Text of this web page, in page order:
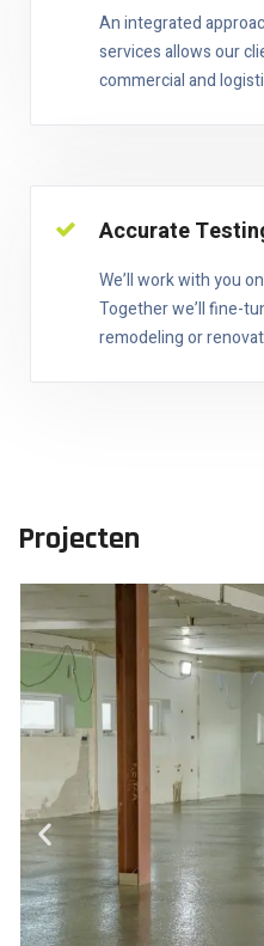
An integrated
services allows our
commercial and
Accurate
We’ll work with you
Together we’ll fine-
remodeling or
Projecten